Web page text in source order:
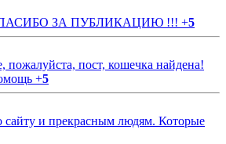
ЗА ПУБЛИКАЦИЮ !!! +5
пожалуйста, пост, кошечка найдена!
+5
сайту и прекрасным людям. Которые